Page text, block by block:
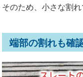
そのため、小さな割
端部の割れも確